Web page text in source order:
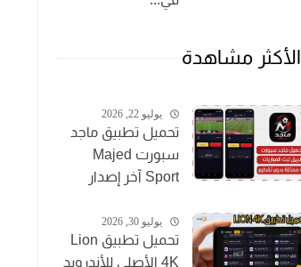
الأكثر مشاهدة
يوليو 22, 2026
تحميل تطبيق ماجد
سبورت Majed
Sport آخر إصدار
المباريات مجاناً
يوليو 30, 2026
تحميل تطبيق Lion
4K الأصلي للأندرويد